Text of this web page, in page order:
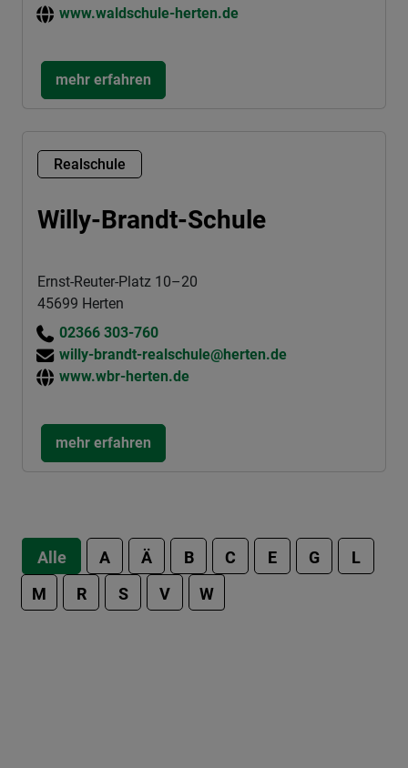
www.waldschule-herten.de
mehr erfahren
Realschule
Willy-Brandt-Schule
Ernst-Reuter-Platz 10–20
45699 Herten
02366 303-760
willy-brandt-realschule@herten.de
www.wbr-herten.de
mehr erfahren
Alle A Ä B C E G
L
M
R S V W